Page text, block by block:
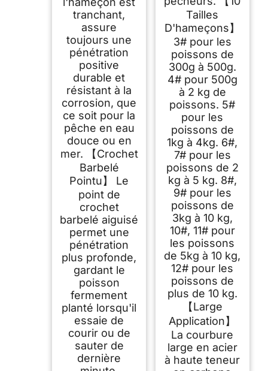
tranchant,
assure
toujours une
pénétration
positive
durable et
résistant à la
corrosion, que
ce soit pour la
pêche en eau
douce ou en
mer. 【Crochet
Barbelé
Pointu】 Le
point de
crochet
barbelé aiguisé
permet une
pénétration
plus profonde,
gardant le
poisson
fermement
planté lorsqu'il
essaie de
courir ou de
sauter de
dernière
Tailles
D'hameçons】
3# pour les
poissons de
300g à 500g.
4# pour 500g
à 2 kg de
poissons. 5#
pour les
poissons de
1kg à 4kg. 6#,
7# pour les
poissons de 2
kg à 5 kg. 8#,
9# pour les
poissons de
3kg à 10 kg,
10#, 11# pour
les poissons
de 5kg à 10 kg,
12# pour les
poissons de
plus de 10 kg.
【Large
Application】
La courbure
large en acier
à haute teneur